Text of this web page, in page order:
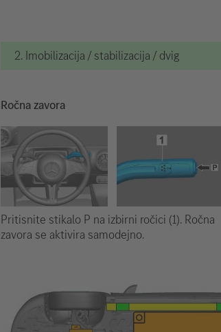
2. Imobilizacija / stabilizacija / dvig
Ročna zavora
Pritisnite stikalo P na izbirni ročici (1). Ročna
zavora se aktivira samodejno.